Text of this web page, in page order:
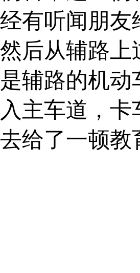
有听闻朋
后从辅路
辅路的机
主车道，
给了一顿